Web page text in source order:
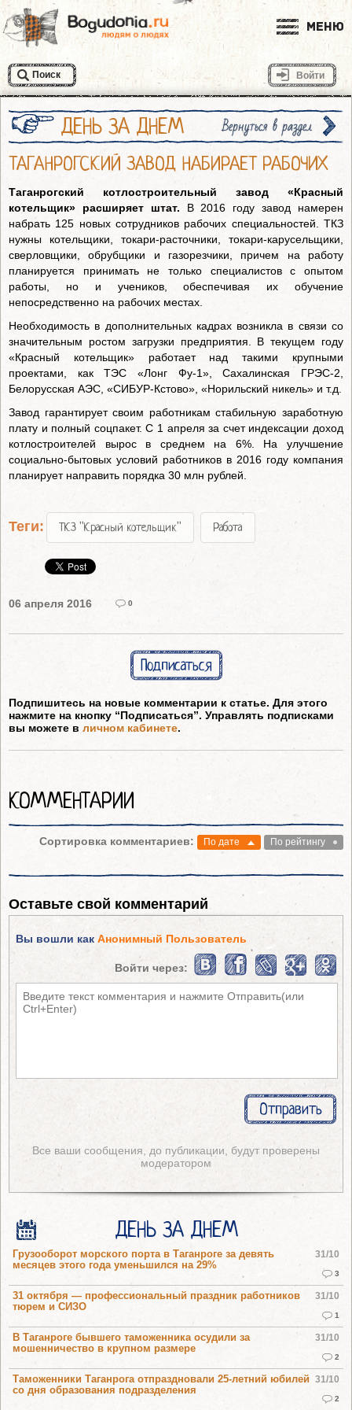
Меню
Поиск Войти
ДЕНЬ ЗА ДНЕМ Вернуться в раздел
ТАГАНРОГСКИЙ ЗАВОД НАБИРАЕТ РАБОЧИХ
Таганрогский котлостроительный завод «Красный
котельщик» расширяет штат. В 2016 году завод намерен
набрать 125 новых сотрудников рабочих специальностей. ТКЗ
нужны котельщики, токари-расточники, токари-карусельщики,
сверловщики, обрубщики и газорезчики, причем на работу
планируется принимать не только специалистов с опытом
работы, но и учеников, обеспечивая их обучение
непосредственно на рабочих местах.
Необходимость в дополнительных кадрах возникла в связи со
значительным ростом загрузки предприятия. В текущем году
«Красный котельщик» работает над такими крупными
проектами, как ТЭС «Лонг Фу-1», Сахалинская ГРЭС-2,
Белорусская АЭС, «СИБУР-Кстово», «Норильский никель» и т.д.
Завод гарантирует своим работникам стабильную заработную
плату и полный соцпакет. С 1 апреля за счет индексации доход
котлостроителей вырос в среднем на 6%. На улучшение
социально-бытовых условий работников в 2016 году компания
планирует направить порядка 30 млн рублей.
Теги: ТКЗ "Красный котельщик" Работа
06 апреля 2016 0
Подписаться
Подпишитесь на новые комментарии к статье. Для этого
нажмите на кнопку “Подписаться”. Управлять подписками
вы можете в личном кабинете.
КОММЕНТАРИИ
Сортировка комментариев: По дате По рейтингу
Оставьте свой комментарий
Вы вошли как Анонимный Пользователь
Войти через:
Все ваши сообщения, до публикации, будут проверены
модератором
ДЕНЬ ЗА ДНЕМ
31/10
3
Грузооборот морского порта в Таганроге за девять
месяцев этого года уменьшился на 29%
31/10
1
31 октября — профессиональный праздник работников
тюрем и СИЗО
31/10
2
В Таганроге бывшего таможенника осудили за
мошенничество в крупном размере
31/10
2
Таможенники Таганрога отпраздновали 25-летний юбилей
со дня образования подразделения